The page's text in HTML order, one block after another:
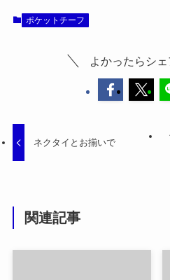
ポケットチーフ
よかったらシェ
ネクタイとお揃いで
関連記事